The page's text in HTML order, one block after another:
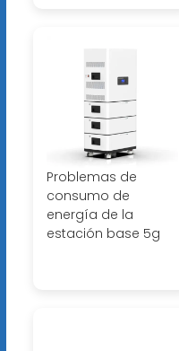
Problemas de
consumo de
energía de la
estación base 5g